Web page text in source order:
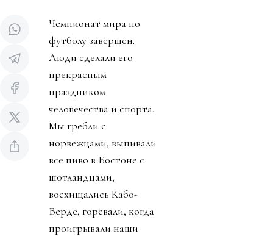
Чемпионат мира по
футболу завершен.
Люди сделали его
прекрасным
праздником
человечества и спорта.
Мы гребли с
норвежцами, выпивали
все пиво в Бостоне с
шотландцами,
восхищались Кабо-
Верде, горевали, когда
проигрывали наши